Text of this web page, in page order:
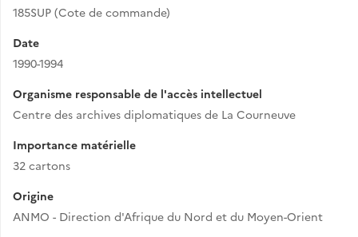
185SUP (Cote de commande)
Date
1990-1994
Organisme responsable de l'accès intellectuel
Centre des archives diplomatiques de La Courneuve
Importance matérielle
32 cartons
Origine
ANMO - Direction d'Afrique du Nord et du Moyen-Orient